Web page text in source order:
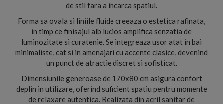
de stil fara a incarca spatiul.
Forma sa ovala si liniile fluide creeaza o estetica rafinata,
in timp ce finisajul alb lucios amplifica senzatia de
luminozitate si curatenie. Se integreaza usor atat in bai
minimaliste, cat si in amenajari cu accente clasice, devenind
un punct de atractie discret si sofisticat.
Dimensiunile generoase de 170x80 cm asigura confort
deplin in utilizare, oferind suficient spatiu pentru momente
de relaxare autentica. Realizata din acril sanitar de